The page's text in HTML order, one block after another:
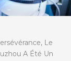
Le
A Été Un